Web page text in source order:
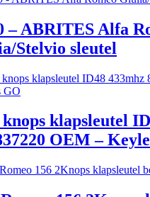
– ABRITES Alfa
Stelvio sleutel
klapsleutel
OEM –